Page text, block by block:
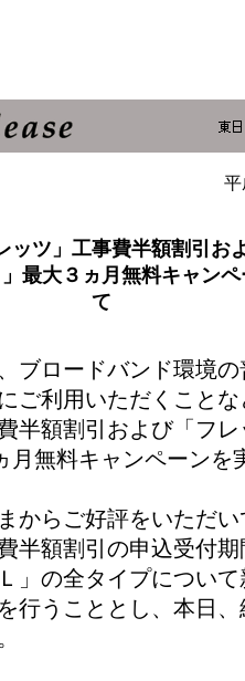
平
ッツ」工事費半額割引お
」最大３ヵ月無料キャン
て
ブロードバンド環境の
ご利用いただくこと
半額割引および「フ
無料キャンペーンを
からご好評をいただい
半額割引の申込受付
」の全タイプについ
行うこととし、本日